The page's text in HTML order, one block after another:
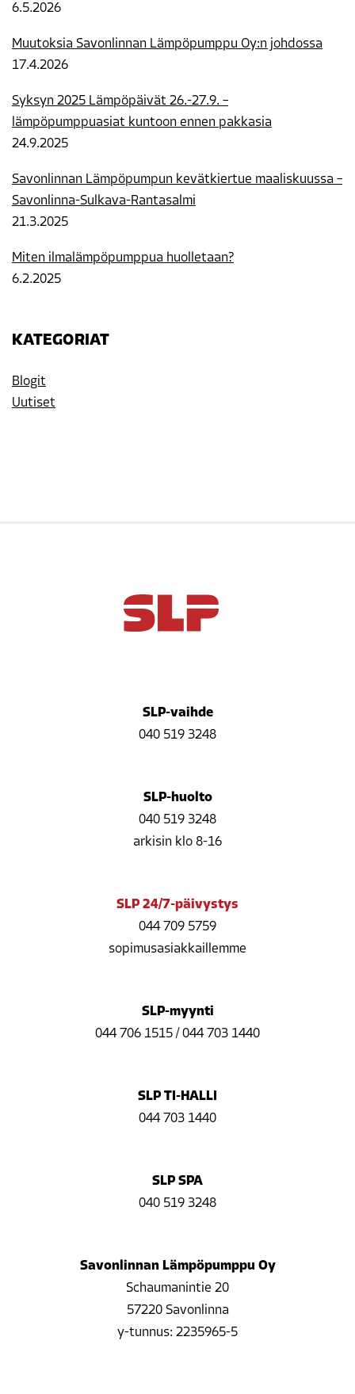
6.5.2026
Muutoksia Savonlinnan Lämpöpumppu Oy:n johdossa
17.4.2026
Syksyn 2025 Lämpöpäivät 26.-27.9. –
lämpöpumppuasiat kuntoon ennen pakkasia
24.9.2025
Savonlinnan Lämpöpumpun kevätkiertue maaliskuussa –
Savonlinna-Sulkava-Rantasalmi
21.3.2025
Miten ilmalämpöpumppua huolletaan?
6.2.2025
KATEGORIAT
Blogit
Uutiset
SLP-vaihde
040 519 3248
SLP-huolto
040 519 3248
arkisin klo 8-16
SLP 24/7-päivystys
044 709 5759
sopimusasiakkaillemme
SLP-myynti
044 706 1515 / 044 703 1440
SLP TI-HALLI
044 703 1440
SLP SPA
040 519 3248
Savonlinnan Lämpöpumppu Oy
Schaumanintie 20
57220 Savonlinna
y-tunnus: 2235965-5